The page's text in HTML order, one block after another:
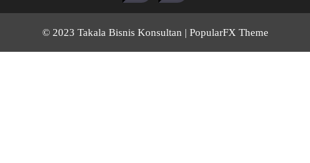
© 2023 Takala Bisnis Konsultan | PopularFX Theme